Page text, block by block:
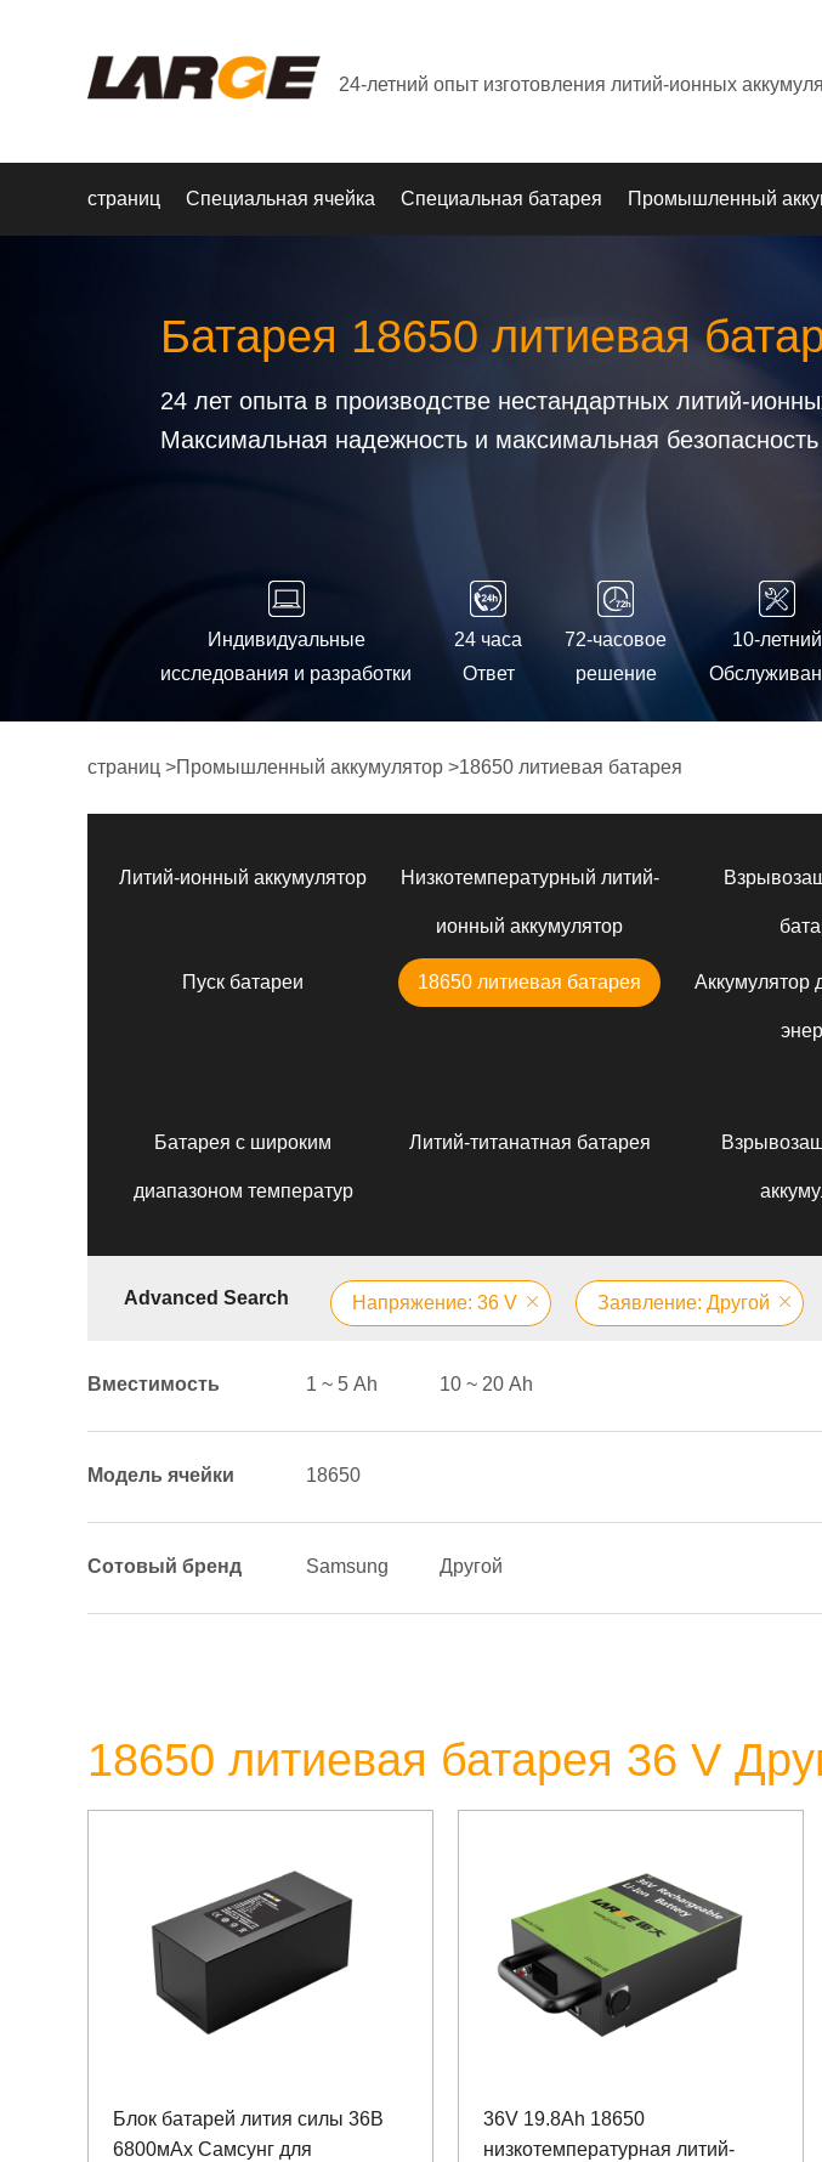
24-летний опыт изготовления литий-ионных
страниц Специальная ячейка Специальная батарея Промышленный
Батарея 18650 литиевая
24 лет опыта в производстве нестандартных литий-
Максимальная надежность и максимальная безопасность
Индивидуальные
исследования и разработки
24 часа
Ответ
72-часовое
решение
10-летний
страниц >Промышленный аккумулятор >18650 литиевая батарея
Литий-ионный аккумулятор Низкотемпературный литий-
ионный аккумулятор
Пуск батареи 18650 литиевая батарея Аккумулятор
Батарея с широким
диапазоном температур
Литий-титанатная батарея
Advanced Search Напряжение: 36 V Заявление: Другой
Вместимость 1 ~ 5 Аh 10 ~ 20 Аh
Модель ячейки 18650
Сотовый бренд Samsung Другой
18650 литиевая батарея 36 V
Блок батарей лития силы 36В
6800мАх Самсунг для
36V 19.8Ah 18650
низкотемпературная литий-